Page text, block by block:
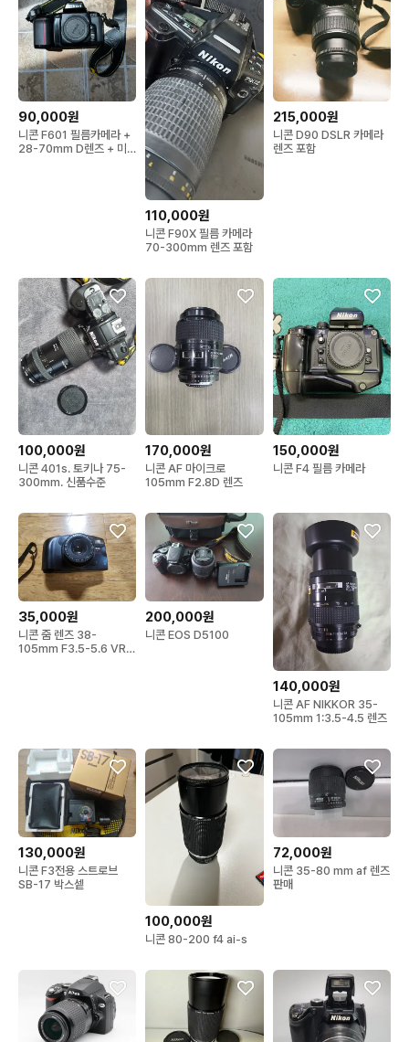
90,000원
니콘 F601 필름카메라 +
28-70mm D렌즈 + 미
110,000원
니콘 F90X 필름 카메라
70-300mm 렌즈 포함
215,000원
니콘 D90 DSLR 카메라
렌즈 포함
100,000원
니콘 401s. 토키나 75-
300mm. 신품수준
170,000원
니콘 AF 마이크로
105mm F2.8D 렌즈
150,000원
니콘 F4 필름 카메라
35,000원
니콘 줌 렌즈 38-
105mm F3.5-5.6 VR
200,000원
니콘 EOS D5100
140,000원
니콘 AF NIKKOR 35-
105mm 1:3.5-4.5 렌즈
130,000원
니콘 F3전용 스트로브
SB-17 박스셑
100,000원
니콘 80-200 f4 ai-s
72,000원
니콘 35-80 mm af 렌즈
판매